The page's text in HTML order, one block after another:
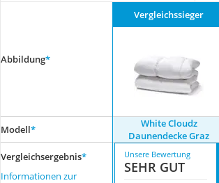
Abbildung*
Vergleichssieger
Modell*
White Cloudz
Daunendecke Graz
Vergleichsergebnis*
Informationen zur
Unsere Bewertung
SEHR GUT